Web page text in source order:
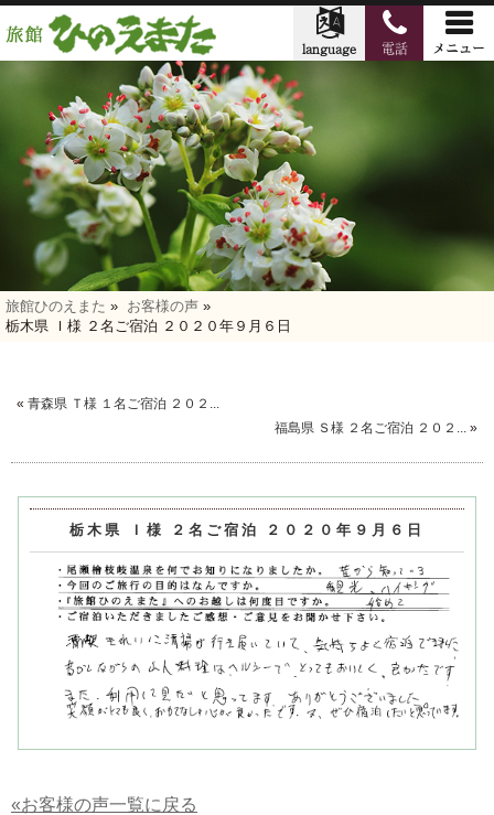
旅館ひのえまた » お客様の声 »
栃木県 Ｉ様 ２名ご宿泊 ２０２０年９月６日
« 青森県 Ｔ様 １名ご宿泊 ２０２...
福島県 Ｓ様 ２名ご宿泊 ２０２... »
栃木県 Ｉ様 ２名ご宿泊 ２０２０年９月６日
«お客様の声一覧に戻る